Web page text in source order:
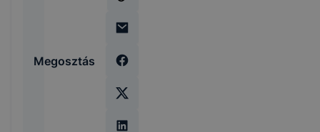
Megosztás